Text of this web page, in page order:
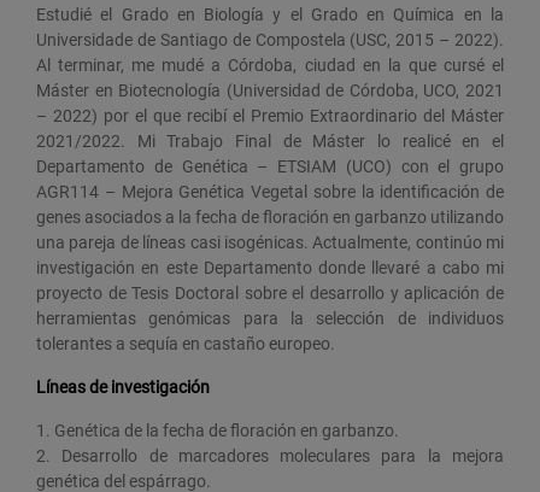
Estudié el Grado en Biología y el Grado en Química en la
Universidade de Santiago de Compostela (USC, 2015 – 2022).
Al terminar, me mudé a Córdoba, ciudad en la que cursé el
Máster en Biotecnología (Universidad de Córdoba, UCO, 2021
– 2022) por el que recibí el Premio Extraordinario del Máster
2021/2022. Mi Trabajo Final de Máster lo realicé en el
Departamento de Genética – ETSIAM (UCO) con el grupo
AGR114 – Mejora Genética Vegetal sobre la identificación de
genes asociados a la fecha de floración en garbanzo utilizando
una pareja de líneas casi isogénicas. Actualmente, continúo mi
investigación en este Departamento donde llevaré a cabo mi
proyecto de Tesis Doctoral sobre el desarrollo y aplicación de
herramientas genómicas para la selección de individuos
tolerantes a sequía en castaño europeo.
Líneas de investigación
1. Genética de la fecha de floración en garbanzo.
2. Desarrollo de marcadores moleculares para la mejora
genética del espárrago.